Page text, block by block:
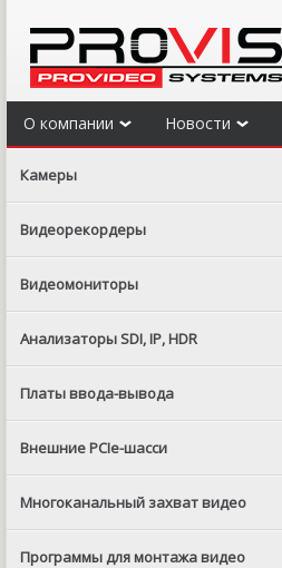
О компании Новости
Камеры
Видеорекордеры
Видеомониторы
Анализаторы SDI, IP, HDR
Платы ввода-вывода
Внешние PCIe-шасси
Многоканальный захват видео
Программы для монтажа видео